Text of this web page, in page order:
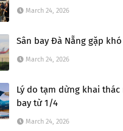
March 24, 2026
Sân bay Đà Nẵng gặp khó
March 24, 2026
Lý do tạm dừng khai
bay từ 1/4
March 24, 2026